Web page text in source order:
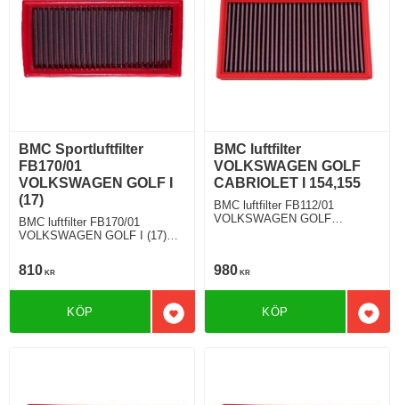
BMC Sportluftfilter
FB170/01
VOLKSWAGEN GOLF I
(17)
BMC luftfilter FB170/01
VOLKSWAGEN GOLF I (17)
810 KR
Lägg till i favoriter
KÖP
BMC luftfilter
VOLKSWAGEN GOLF
CABRIOLET I 154,155
BMC luftfilter FB112/01
VOLKSWAGEN GOLF
980 KR
KÖP